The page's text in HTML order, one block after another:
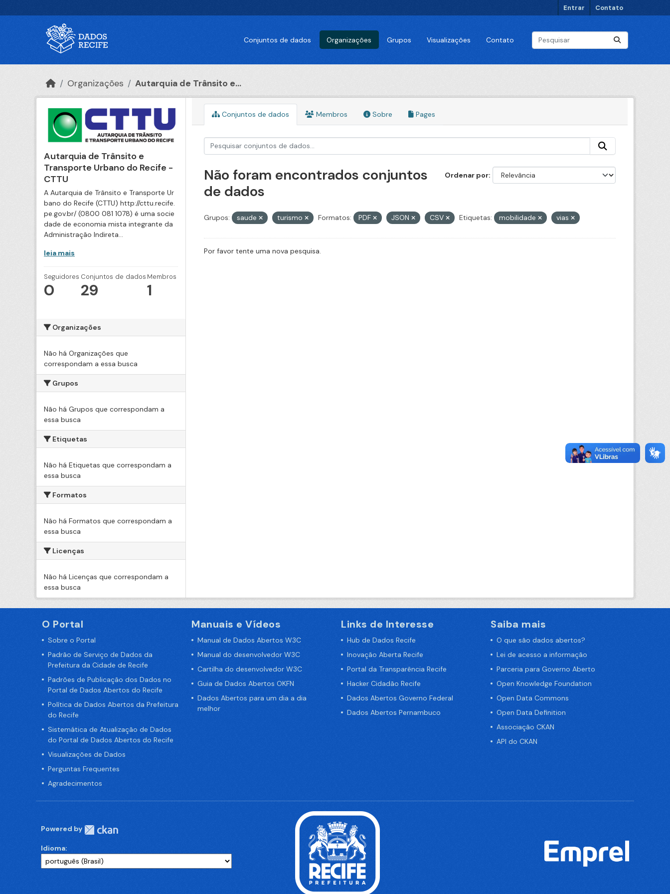
Entrar Contato
Conjuntos de dados Organizações Grupos Visualizações Contato
Organizações Autarquia de Trânsito e...
Autarquia de Trânsito e
Transporte Urbano do Recife -
CTTU
A Autarquia de Trânsito e Transporte Ur
bano do Recife (CTTU) http://cttu.recife.
pe.gov.br/ (0800 081 1078) é uma socie
dade de economia mista integrante da
Administração Indireta...
leia mais
Seguidores
0
Conjuntos de dados
29
Membros
1
Organizações
Não há Organizações que
correspondam a essa busca
Grupos
Não há Grupos que correspondam a
essa busca
Etiquetas
Não há Etiquetas que correspondam a
essa busca
Formatos
Não há Formatos que correspondam a
essa busca
Licenças
Não há Licenças que correspondam a
essa busca
Conjuntos de dados Membros Sobre Pages
Ordenar por
Não foram encontrados conjuntos
de dados
Grupos: saude turismo Formatos: PDF JSON CSV Etiquetas: mobilidade vias
Por favor tente uma nova pesquisa.
O Portal
Sobre o Portal
Padrão de Serviço de Dados da
Prefeitura da Cidade de Recife
Padrões de Publicação dos Dados no
Portal de Dados Abertos do Recife
Política de Dados Abertos da Prefeitura
do Recife
Sistemática de Atualização de Dados
do Portal de Dados Abertos do Recife
Visualizações de Dados
Perguntas Frequentes
Agradecimentos
Manuais e Vídeos
Manual de Dados Abertos W3C
Manual do desenvolvedor W3C
Cartilha do desenvolvedor W3C
Guia de Dados Abertos OKFN
Dados Abertos para um dia a dia
melhor
Links de Interesse
Hub de Dados Recife
Inovação Aberta Recife
Portal da Transparência Recife
Hacker Cidadão Recife
Dados Abertos Governo Federal
Dados Abertos Pernambuco
Saiba mais
O que são dados abertos?
Lei de acesso a informação
Parceria para Governo Aberto
Open Knowledge Foundation
Open Data Commons
Open Data Definition
Associação CKAN
API do CKAN
Powered by
Idioma